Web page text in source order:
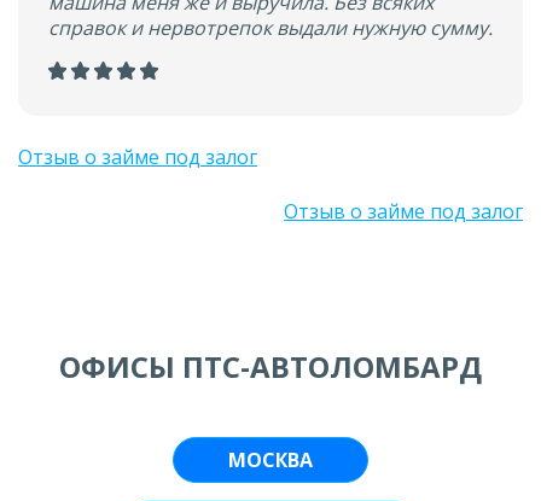
справок и нервотрепок выдали нужную сумму.
Отзыв о займе под залог
Отзыв о займе под залог
ОФИСЫ ПТС-АВТОЛОМБАРД
МОСКВА